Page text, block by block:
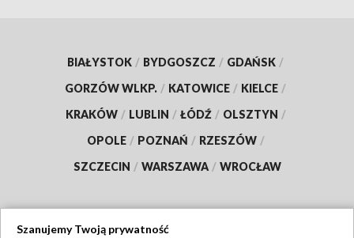
BIAŁYSTOK / BYDGOSZCZ / GDAŃSK /
GORZÓW WLKP. / KATOWICE / KIELCE /
KRAKÓW / LUBLIN / ŁÓDŹ / OLSZTYN /
OPOLE / POZNAŃ / RZESZÓW /
SZCZECIN / WARSZAWA / WROCŁAW
Szanujemy Twoją prywatność